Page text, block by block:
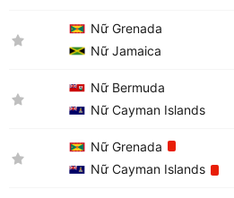
Nữ Grenada
Nữ Jamaica
Nữ Bermuda
Nữ Cayman Islands
Nữ Grenada
Nữ Cayman Islands